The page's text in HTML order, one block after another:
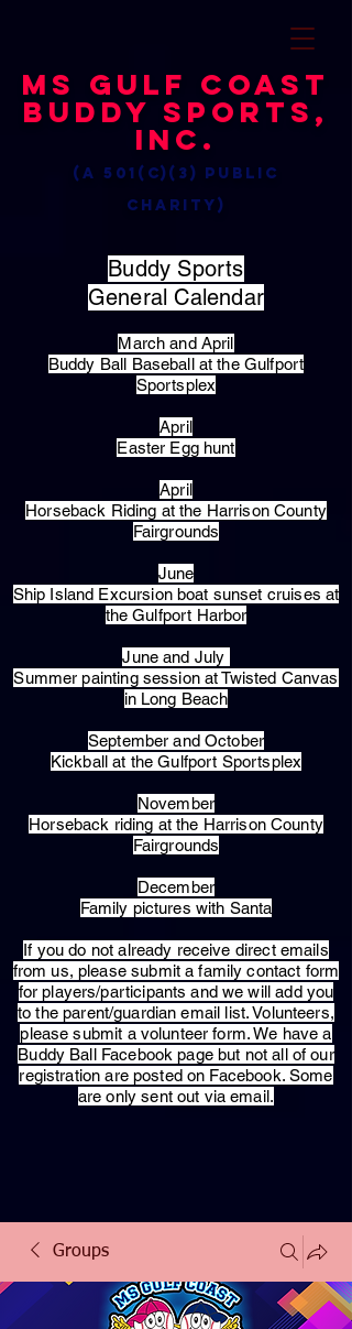
MS Gulf Coast
Buddy Sports,
Inc.
(a 501(c)(3) public
charity)
Buddy Sports
General Calendar
March and April
Buddy Ball Baseball at the Gulfport
Sportsplex
April
Easter Egg hunt
April
Horseback Riding at the Harrison County
Fairgrounds
June
Ship Island Excursion boat sunset cruises at
the Gulfport Harbor
June and July
Summer painting session at Twisted Canvas
in Long Beach
September and October
Kickball at the Gulfport Sportsplex
November
Horseback riding at the Harrison County
Fairgrounds
December
Family pictures with Santa
​If you do not already receive direct emails
from us, please submit a family contact form
for players/participants and we will add you
to the parent/guardian email list. Volunteers,
please submit a volunteer form. We have a
Buddy Ball Facebook page but not all of our
registration are posted on Facebook. Some
are only sent out via email.
Groups